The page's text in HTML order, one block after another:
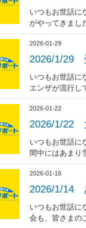
いつもお世話に
がやってきまし
2026-01-29
2026/1/29
いつもお世話に
エンザが流行し
2026-01-22
2026/1/22
いつもお世話に
間中にはあまり
2026-01-16
2026/1/14
いつもお世話に
会も、皆さまの